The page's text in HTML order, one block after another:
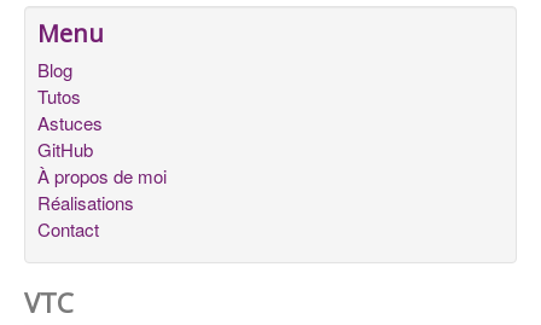
Menu
Blog
Tutos
Astuces
GitHub
À propos de moi
Réalisations
Contact
VTC